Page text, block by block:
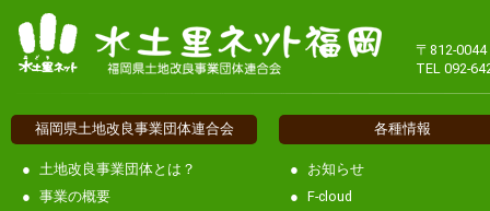
〒812-
TEL 092-
福岡県土地改良事業団体連合会
土地改良事業団体とは？
事業の概要
各種情報
お知らせ
F-cloud